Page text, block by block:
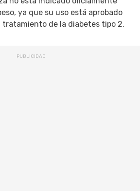
ya que su uso está aprobado
tratamiento de la diabetes tipo 2.